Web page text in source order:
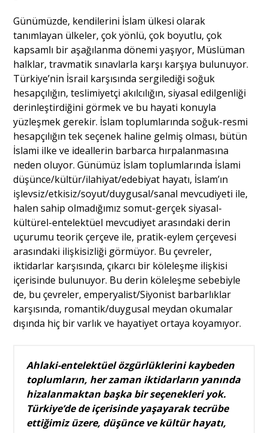
Günümüzde, kendilerini İslam ülkesi olarak
tanımlayan ülkeler, çok yönlü, çok boyutlu, çok
kapsamlı bir aşağılanma dönemi yaşıyor, Müslüman
halklar, travmatik sınavlarla karşı karşıya bulunuyor.
Türkiye’nin İsrail karşısında sergilediği soğuk
hesapçılığın, teslimiyetçi akılcılığın, siyasal edilgenliği
derinleştirdiğini görmek ve bu hayati konuyla
yüzleşmek gerekir. İslam toplumlarında soğuk-resmi
hesapçılığın tek seçenek haline gelmiş olması, bütün
İslami ilke ve ideallerin barbarca hırpalanmasına
neden oluyor. Günümüz İslam toplumlarında İslami
düşünce/kültür/ilahiyat/edebiyat hayatı, İslam’ın
işlevsiz/etkisiz/soyut/duygusal/sanal mevcudiyeti ile,
halen sahip olmadığımız somut-gerçek siyasal-
kültürel-entelektüel mevcudiyet arasındaki derin
uçurumu teorik çerçeve ile, pratik-eylem çerçevesi
arasındaki ilişkisizliği görmüyor. Bu çevreler,
iktidarlar karşısında, çıkarcı bir köleleşme ilişkisi
içerisinde bulunuyor. Bu derin köleleşme sebebiyle
de, bu çevreler, emperyalist/Siyonist barbarlıklar
karşısında, romantik/duygusal meydan okumalar
dışında hiç bir varlık ve hayatiyet ortaya koyamıyor.
Ahlaki-entelektüel özgürlüklerini kaybeden
toplumların, her zaman iktidarların yanında
hizalanmaktan başka bir seçenekleri yok.
Türkiye’de de içerisinde yaşayarak tecrübe
ettiğimiz üzere, düşünce ve kültür hayatı,